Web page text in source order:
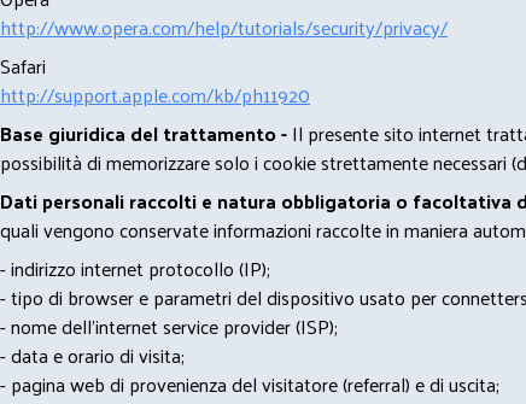
http://www.opera.com/help/tutorials/security/privacy/
Safari
http://support.apple.com/kb/ph11920
Base giuridica del trattamento -Il presente sito internet
possibilità di memorizzare solo i cookie strettamente necessari
Dati personali raccolti e natura obbligatoria o facoltativa
quali vengono conservate informazioni raccolte in maniera
- indirizzo internet protocollo (IP);
- tipo di browser e parametri del dispositivo usato per
- nome dell'internet service provider (ISP);
- data e orario di visita;
- pagina web di provenienza del visitatore (referral) e di uscita;